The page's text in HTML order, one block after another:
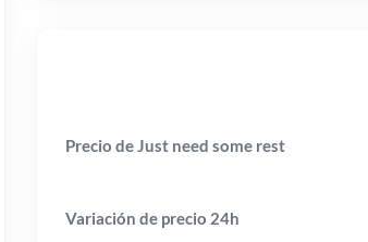
Precio de Just need some rest
Variación de precio 24h